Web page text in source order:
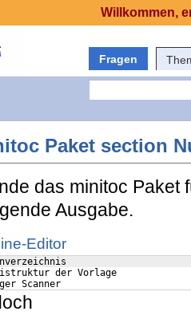
Fragen
Paket section
das minitoc Paket
Ausgabe.
Editor
der Vorlage
Scanner
Willkommen,